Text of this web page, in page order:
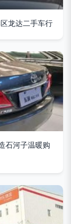
龙达二手车行
石河子温暖购